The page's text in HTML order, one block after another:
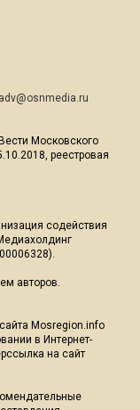
adv@osnmedia.ru
Московского
реестровая
содействия
авторов.
Mosregion.info
в Интернет-
на сайт